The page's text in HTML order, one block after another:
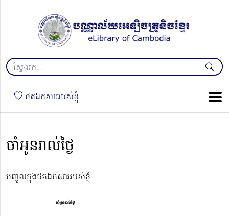
ថតឯកសាររបស់ខ្ញុំ
ចាំអូនរាល់ថ្ងៃ
បញ្ចូលក្នុងថតឯកសាររបស់ខ្ញុំ